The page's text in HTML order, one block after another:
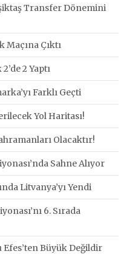
Transfer Dönemini
Maçına Çıktı
2 Yaptı
Farklı Geçti
Yol Haritası!
Olacaktır!
Sahne Alıyor
Litvanya’yı Yendi
6. Sırada
Efes’ten Büyük Değildir